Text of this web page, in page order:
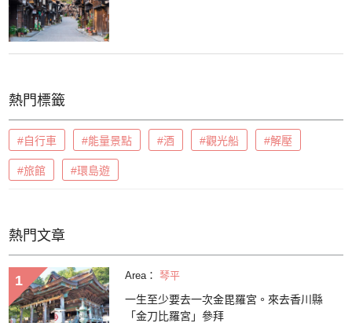
熱門標籤
#自行車 #能量景點 #酒 #觀光船 #解壓
#旅館 #環島遊
熱門文章
Area： 琴平
一生至少要去一次金毘羅宮。來去香川縣
「金刀比羅宮」參拜